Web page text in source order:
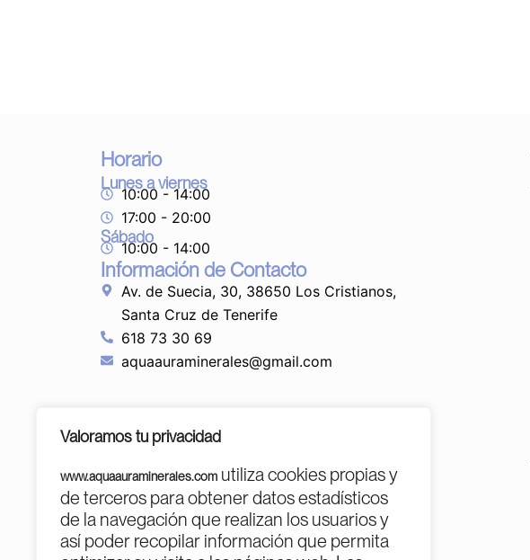
Valoramos tu privacidad
www.aquaauraminerales.com utiliza cookies propias y
de terceros para obtener datos estadísticos
de la navegación que realizan los usuarios y
así poder recopilar información que permita
Horario
Lunes a viernes
10:00 - 14:00
17:00 - 20:00
Sábado
10:00 - 14:00
Información de Contacto
Av. de Suecia, 30, 38650 Los Cristianos,
Santa Cruz de Tenerife
618 73 30 69
aquaauraminerales@gmail.com